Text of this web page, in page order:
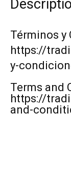
Términos y
https://
y-
Terms and
https://
and-